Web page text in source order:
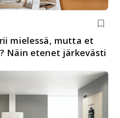
mielessä, mutta et
Näin etenet järkevästi